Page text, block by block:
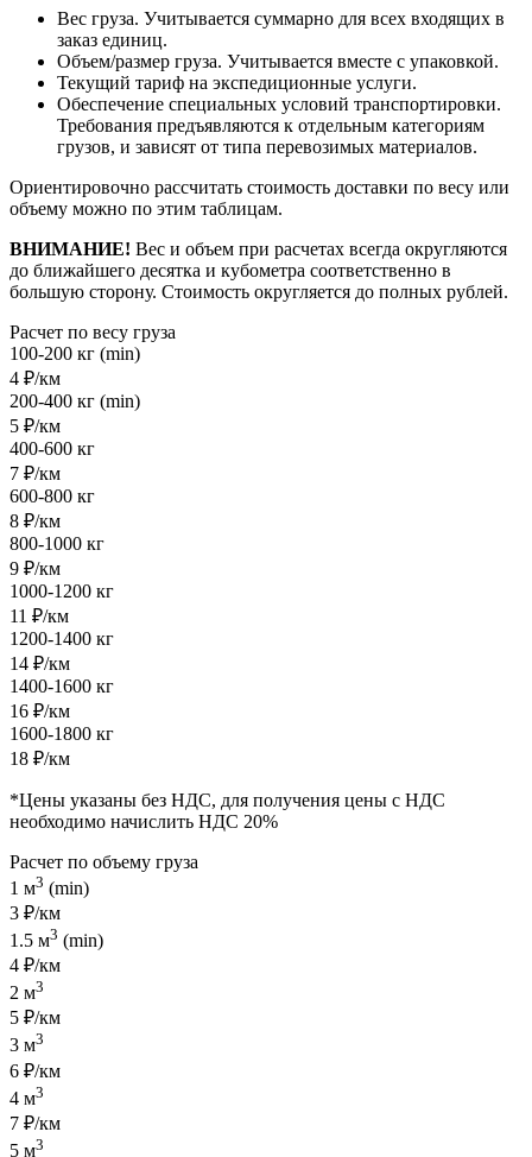
Вес груза. Учитывается суммарно для всех входящих в
заказ единиц.
Объем/размер груза. Учитывается вместе с упаковкой.
Текущий тариф на экспедиционные услуги.
Обеспечение специальных условий транспортировки.
Требования предъявляются к отдельным категориям
грузов, и зависят от типа перевозимых материалов.
Ориентировочно рассчитать стоимость доставки по весу или
объему можно по этим таблицам.
ВНИМАНИЕ! Вес и объем при расчетах всегда округляются
до ближайшего десятка и кубометра соответственно в
большую сторону. Стоимость округляется до полных рублей.
Расчет по весу груза
100-200 кг (min)
4 ₽/км
200-400 кг (min)
5 ₽/км
400-600 кг
7 ₽/км
600-800 кг
8 ₽/км
800-1000 кг
9 ₽/км
1000-1200 кг
11 ₽/км
1200-1400 кг
14 ₽/км
1400-1600 кг
16 ₽/км
1600-1800 кг
18 ₽/км
*Цены указаны без НДС, для получения цены с НДС
необходимо начислить НДС 20%
Расчет по объему груза
1 м3 (min)
3 ₽/км
1.5 м3 (min)
4 ₽/км
2 м3
5 ₽/км
3 м3
6 ₽/км
4 м3
7 ₽/км
5 м3